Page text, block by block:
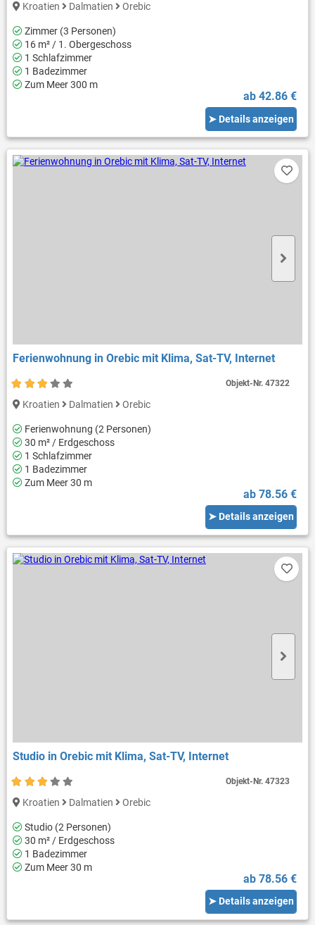
Kroatien Dalmatien Orebic
Zimmer (3 Personen)
16 m² / 1. Obergeschoss
1 Schlafzimmer
1 Badezimmer
Zum Meer 300 m
ab 42.86 €
➤ Details anzeigen
Ferienwohnung in Orebic mit Klima, Sat-TV, Internet
Kroatien Dalmatien Orebic
Ferienwohnung (2 Personen)
30 m² / Erdgeschoss
1 Schlafzimmer
1 Badezimmer
Zum Meer 30 m
ab 78.56 €
➤ Details anzeigen
Objekt-Nr.47322
Studio in Orebic mit Klima, Sat-TV, Internet
Kroatien Dalmatien Orebic
Studio (2 Personen)
30 m² / Erdgeschoss
1 Badezimmer
Zum Meer 30 m
ab 78.56 €
➤ Details anzeigen
Objekt-Nr.47323